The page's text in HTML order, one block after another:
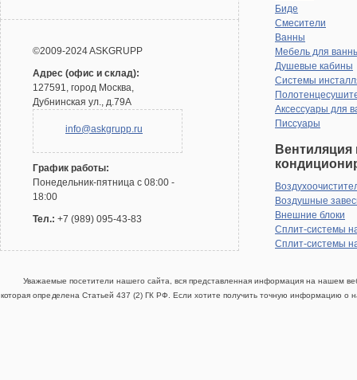
©2009-2024 ASKGRUPP
Адрес (офис и склад):
127591, город Москва,
Дубнинская ул., д.79А
info@askgrupp.ru
График работы:
Понедельник-пятница с 08:00 -
18:00
Тел.: +7 (989) 095-43-83
Биде
Смесители
Ванны
Мебель для
Душевые кабины
Системы
Аксессуары для
Писсуары
Вентиляция
Воздушные
Внешние блоки
Сплит-системы
Сплит-системы
Уважаемые посетители нашего сайта, вся представленная информация на нашем
которая определена Статьей 437 (2) ГК РФ. Если хотите получить точную информацию о